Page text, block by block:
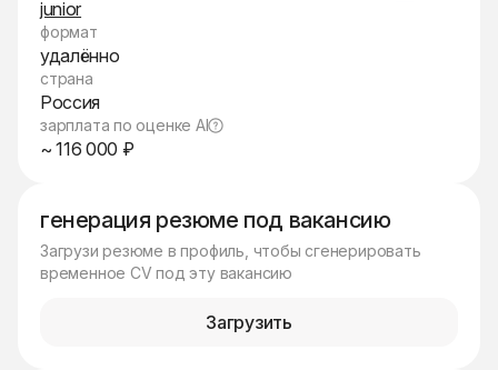
генерация резюме под вакансию
Загрузи резюме в профиль, чтобы сгенерировать
временное CV под эту вакансию
Загрузить
junior
формат
удалённо
страна
Россия
зарплата по оценке AI
~ 116 000 ₽